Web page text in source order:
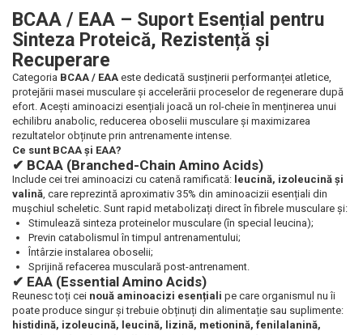
BCAA / EAA – Suport Esențial pentru
Sinteza Proteică, Rezistență și
Recuperare
Categoria BCAA / EAA este dedicată susținerii performanței atletice,
protejării masei musculare și accelerării proceselor de regenerare după
efort. Acești aminoacizi esențiali joacă un rol-cheie în menținerea unui
echilibru anabolic, reducerea oboselii musculare și maximizarea
rezultatelor obținute prin antrenamente intense.
Ce sunt BCAA și EAA?
✔ BCAA (Branched-Chain Amino Acids)
Include cei trei aminoacizi cu catenă ramificată: leucină, izoleucină și
valină, care reprezintă aproximativ 35% din aminoacizii esențiali din
mușchiul scheletic. Sunt rapid metabolizați direct în fibrele musculare și:
Stimulează sinteza proteinelor musculare (în special leucina);
Previn catabolismul în timpul antrenamentului;
Întârzie instalarea oboselii;
Sprijină refacerea musculară post-antrenament.
✔ EAA (Essential Amino Acids)
Reunesc toți cei nouă aminoacizi esențiali pe care organismul nu îi
poate produce singur și trebuie obținuți din alimentație sau suplimente:
histidină, izoleucină, leucină, lizină, metionină, fenilalanină,